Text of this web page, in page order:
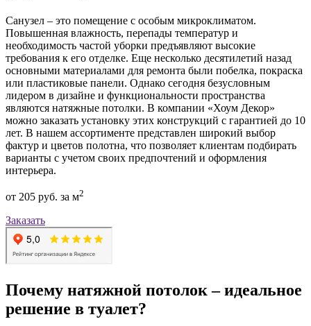
Санузел – это помещение с особым микроклиматом.
Повышенная влажность, перепады температур и
необходимость частой уборки предъявляют высокие
требования к его отделке. Еще несколько десятилетий назад
основными материалами для ремонта были побелка, покраска
или пластиковые панели. Однако сегодня безусловным
лидером в дизайне и функциональности пространства
являются натяжные потолки. В компании «Хоум Декор»
можно заказать установку этих конструкций с гарантией до 10
лет. В нашем ассортименте представлен широкий выбор
фактур и цветов полотна, что позволяет клиентам подбирать
варианты с учетом своих предпочтений и оформления
интерьера.
от 205 руб. за м2
Заказать
Почему натяжной потолок – идеальное
решение в туалет?